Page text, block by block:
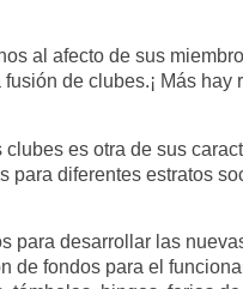
al afecto de sus
de clubes.¡ Más
clubes es otra de sus
para diferentes estratos
para desarrollar las
de fondos para el